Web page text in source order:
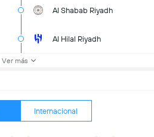
Al Shabab Riyadh
Al Hilal Riyadh
Ver más
Internacional